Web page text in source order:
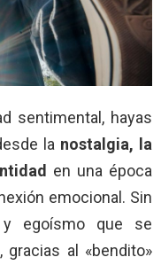
sentimental, hayas
la nostalgia, la
en una época
emocional. Sin
y egoísmo que se
gracias al «bendito»